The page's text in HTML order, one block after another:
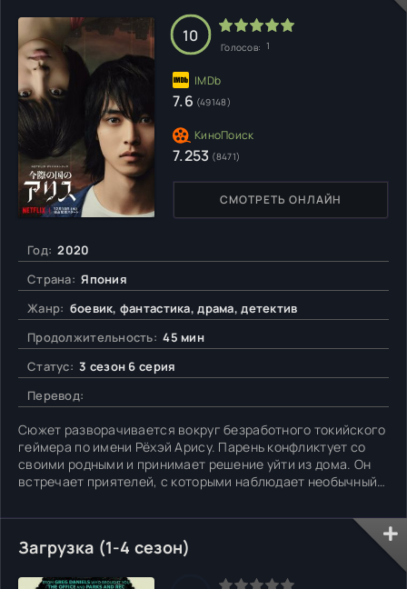
Год: 2020
Страна: Япония
Жанр: боевик, фантастика, драма, детектив
Продолжительность: 45 мин
Статус: 3 сезон 6 серия
Перевод:
Сюжет разворачивается вокруг безработного токийского
геймера по имени Рёхэй Арису. Парень конфликтует со
своими родными и принимает решение уйти из дома. Он
встречает приятелей, с которыми наблюдает необычный
параллельной реальности, где они вынуждены стать
приходится бороться за
СМОТРЕТЬ ОНЛАЙН
10
Голосов: 1
7.6 (49148)
7.253 (8471)
Загрузка (1-4 сезон)